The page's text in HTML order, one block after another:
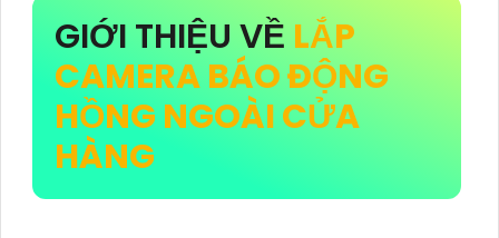
GIỚI THIỆU VỀ LẮP
CAMERA BÁO ĐỘNG
HỒNG NGOÀI CỬA
HÀNG